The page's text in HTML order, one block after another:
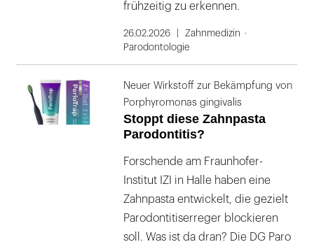
frühzeitig zu erkennen.
26.02.2026
Zahnmedizin
Parodontologie
Neuer Wirkstoff zur Bekämpfung von
Porphyromonas gingivalis
Stoppt diese Zahnpasta
Parodontitis?
Forschende am Fraunhofer-
Institut IZI in Halle haben eine
Zahnpasta entwickelt, die gezielt
Parodontitiserreger blockieren
soll. Was ist da dran? Die DG Paro